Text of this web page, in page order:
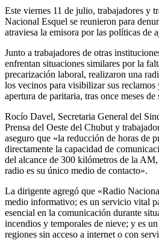
Este viernes 11 de julio, trabajadores y
Nacional Esquel se reunieron para
atraviesa la emisora por las políticas de
Junto a trabajadores de otras
enfrentan situaciones similares por la
precarización laboral, realizaron una
los vecinos para visibilizar sus reclamos
apertura de paritaria, tras once meses de
Rocío Davel, Secretaria General del
Prensa del Oeste del Chubut y
aseguro que «la reducción de horas de
directamente la capacidad de
del alcance de 300 kilómetros de la
radio es su único medio de contacto».
La dirigente agregó que «Radio
medio informativo; es un servicio vital
esencial en la comunicación durante
incendios y temporales de nieve; y es
regiones sin acceso a internet o con